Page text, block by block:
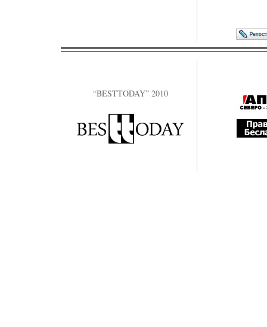
“BESTTODAY” 2010